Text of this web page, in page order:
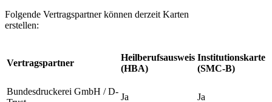
Folgende Vertragspartner können derzeit Karten
erstellen:
Vertragspartner
Heilberufsausweis
(HBA)
Institutionskarte
(SMC-B)
Bundesdruckerei GmbH / D-
Ja Ja